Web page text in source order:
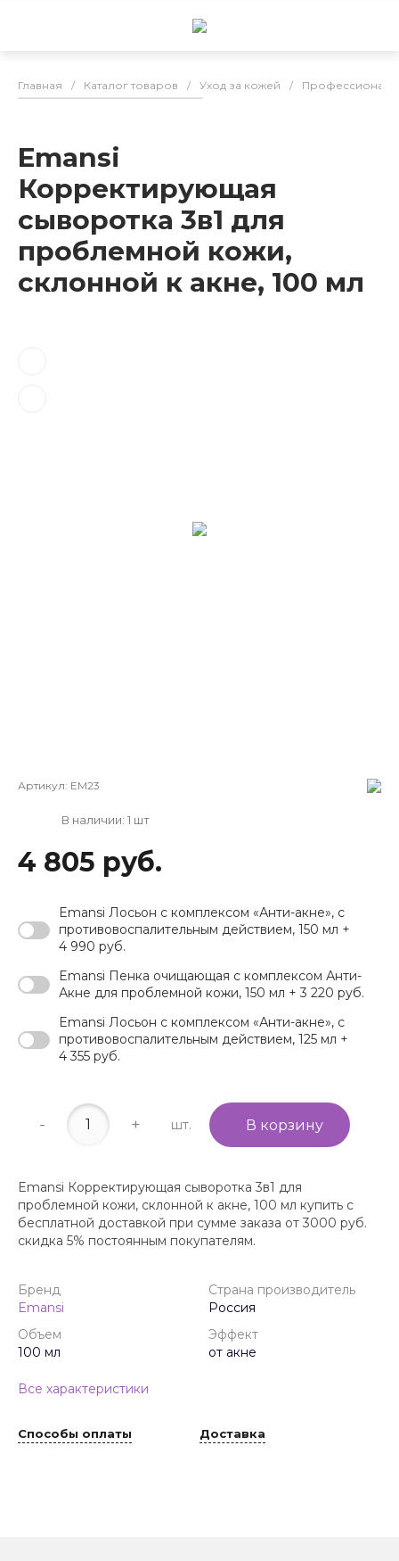
Главная / Каталог товаров / Уход за кожей /
Emansi
Корректирующая
сыворотка 3в1 для
проблемной кожи,
склонной к акне, 100 мл
Артикул: EM23
В наличии: 1 шт
4 805 руб.
Emansi Лосьон с комплексом «Анти-акне», с
противовоспалительным действием, 150 мл +
4 990 руб.
Emansi Пенка очищающая с комплексом Анти-
Акне для проблемной кожи, 150 мл + 3 220 руб.
Emansi Лосьон с комплексом «Анти-акне», с
противовоспалительным действием, 125 мл +
4 355 руб.
- + шт. В корзину
Emansi Корректирующая сыворотка 3в1 для
проблемной кожи, склонной к акне, 100 мл купить с
бесплатной доставкой при сумме заказа от 3000 руб.
скидка 5% постоянным покупателям.
Бренд
Emansi
Страна производитель
Россия
Объем
100 мл
Эффект
от акне
Все характеристики
Способы оплаты Доставка